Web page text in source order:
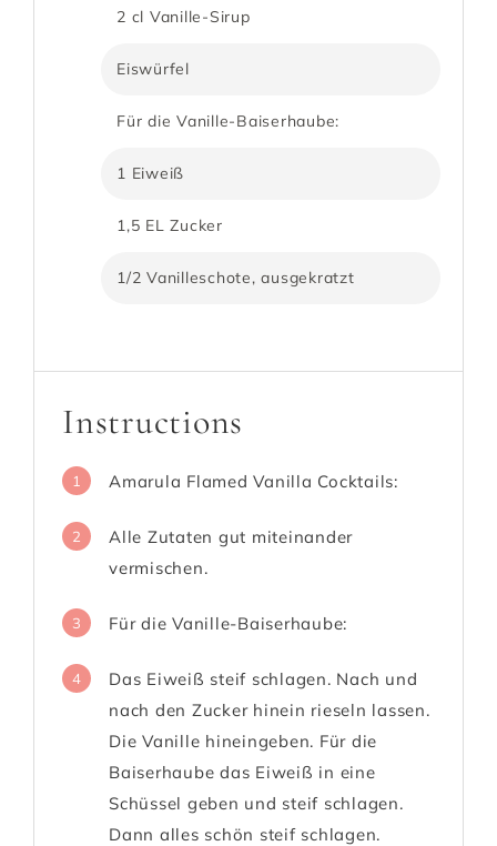
2 cl Vanille-Sirup
Eiswürfel
Für die Vanille-Baiserhaube:
1 Eiweiß
1,5 EL Zucker
1/2 Vanilleschote, ausgekratzt
Instructions
1 Amarula Flamed Vanilla Cocktails:
2
Alle Zutaten gut miteinander
vermischen.
3 Für die Vanille-Baiserhaube:
4
Das Eiweiß steif schlagen. Nach und
nach den Zucker hinein rieseln lassen.
Die Vanille hineingeben. Für die
Baiserhaube das Eiweiß in eine
Schüssel geben und steif schlagen.
Dann alles schön steif schlagen.